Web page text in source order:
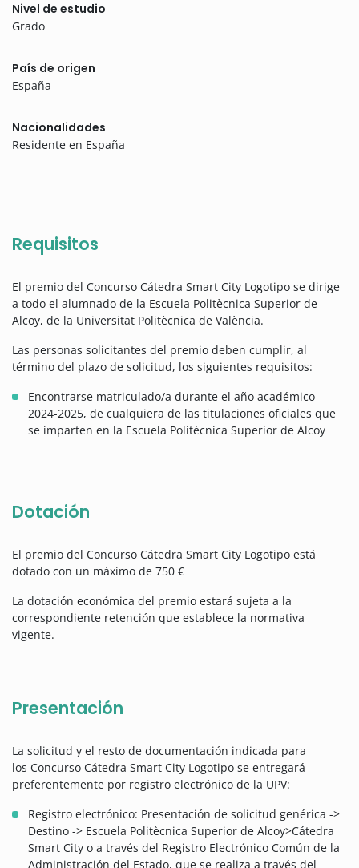
Nivel de estudio
Grado
País de origen
España
Nacionalidades
Residente en España
Requisitos
El premio del Concurso Cátedra Smart City Logotipo se dirige
a todo el alumnado de la Escuela Politècnica Superior de
Alcoy, de la Universitat Politècnica de València.
Las personas solicitantes del premio deben cumplir, al
término del plazo de solicitud, los siguientes requisitos:
Encontrarse matriculado/a durante el año académico
2024-2025, de cualquiera de las titulaciones oficiales que
se imparten en la Escuela Politécnica Superior de Alcoy
Dotación
El premio del Concurso Cátedra Smart City Logotipo está
dotado con un máximo de 750 €
La dotación económica del premio estará sujeta a la
correspondiente retención que establece la normativa
vigente.
Presentación
La solicitud y el resto de documentación indicada para
los Concurso Cátedra Smart City Logotipo se entregará
preferentemente por registro electrónico de la UPV:
Registro electrónico: Presentación de solicitud genérica ->
Destino -> Escuela Politècnica Superior de Alcoy>Cátedra
Smart City o a través del Registro Electrónico Común de la
Administración del Estado, que se realiza a través del